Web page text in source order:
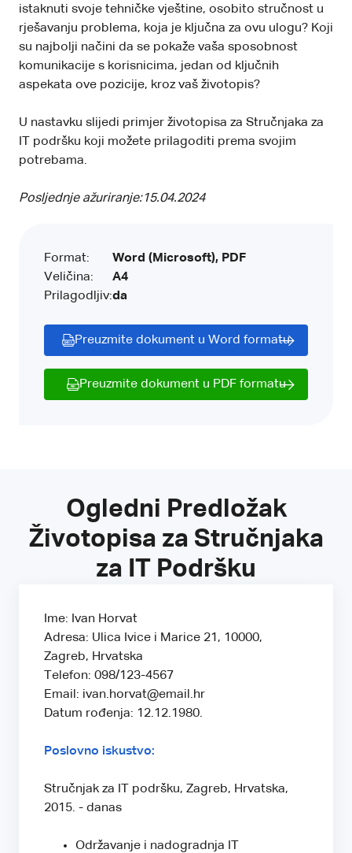
istaknuti svoje tehničke vještine, osobito stručnost u
rješavanju problema, koja je ključna za ovu ulogu? Koji
su najbolji načini da se pokaže vaša sposobnost
komunikacije s korisnicima, jedan od ključnih
aspekata ove pozicije, kroz vaš životopis?
U nastavku slijedi primjer životopisa za Stručnjaka za
IT podršku koji možete prilagoditi prema svojim
potrebama.
Posljednje ažuriranje:15.04.2024
Format:
Veličina:
Prilagodljiv:
Word (Microsoft), PDF
A4
da
Preuzmite dokument u Word formatu
Preuzmite dokument u PDF formatu
Ogledni Predložak
Životopisa za Stručnjaka
za IT Podršku
Ime: Ivan Horvat
Adresa: Ulica Ivice i Marice 21, 10000,
Zagreb, Hrvatska
Telefon: 098/123-4567
Email: ivan.horvat@email.hr
Datum rođenja: 12.12.1980.
Poslovno iskustvo:
Stručnjak za IT podršku, Zagreb, Hrvatska,
2015. - danas
Održavanje i nadogradnja IT